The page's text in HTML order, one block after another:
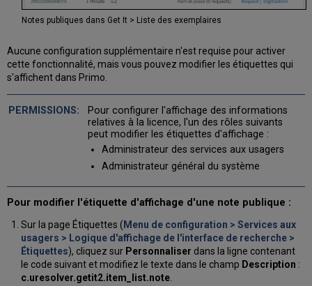
Notes publiques dans Get It > Liste des exemplaires
Aucune configuration supplémentaire n'est requise pour activer
cette fonctionnalité, mais vous pouvez modifier les étiquettes qui
s'affichent dans Primo.
Pour configurer l'affichage des informations
relatives à la licence, l'un des rôles suivants
peut modifier les étiquettes d'affichage :
Administrateur des services aux usagers
Administrateur général du système
Pour modifier l'étiquette d'affichage d'une note publique :
Sur la page Étiquettes ( Menu de configuration > Services aux
usagers > Logique d'affichage de l'interface de recherche >
Étiquettes), cliquez sur Personnaliser dans la ligne contenant
le code suivant et modifiez le texte dans le champ Description :
c.uresolver.getit2.item_list.note.